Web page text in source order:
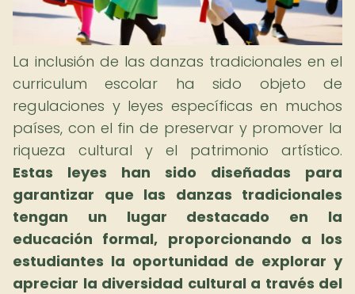
La inclusión de las danzas tradicionales en el
curriculum escolar ha sido objeto de
regulaciones y leyes específicas en muchos
países, con el fin de preservar y promover la
riqueza cultural y el patrimonio artístico.
Estas leyes han sido diseñadas para
garantizar que las danzas tradicionales
tengan un lugar destacado en la
educación formal, proporcionando a los
estudiantes la oportunidad de explorar y
apreciar la diversidad cultural a través del